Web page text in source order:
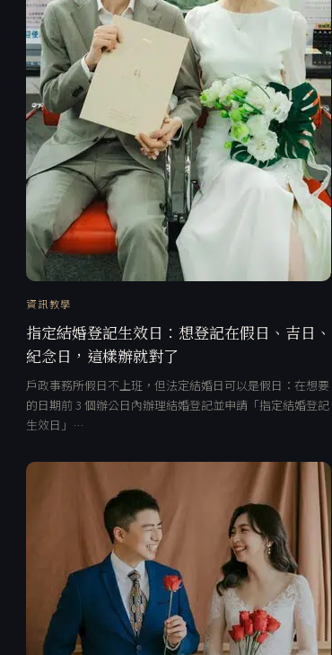
資訊教學
指定結婚登記生效日：想登記在假日、吉日、
紀念日，這樣辦就對了
戶政事務所假日不上班，但法定結婚日可以是假日：在想要
的日期前 3 個辦公日內辦理結婚登記並申請「指定結婚登記
生效日」…